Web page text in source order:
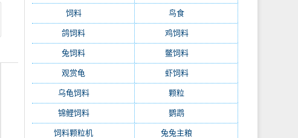
饲料(281) 鸟食
鸽饲料 鸡饲料(158)
兔饲料 鳖饲料(153)
观赏龟 虾饲料(146)
乌龟饲料(143) 颗粒
锦鲤饲料(132) 鹦鹉
饲料颗粒机 兔兔主粮